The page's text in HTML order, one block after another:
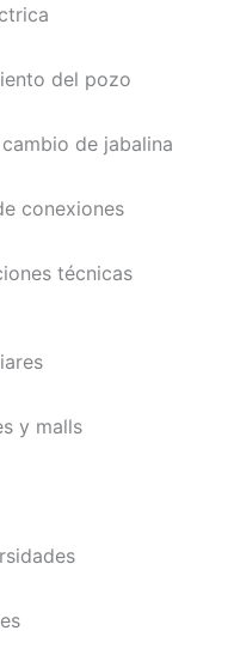
del pozo
de jabalina
conexiones
técnicas
y malls